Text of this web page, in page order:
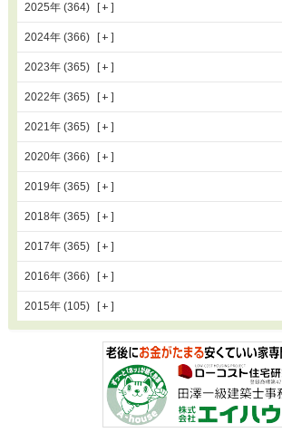
2025年 (364)
2024年 (366)
2023年 (365)
2022年 (365)
2021年 (365)
2020年 (366)
2019年 (365)
2018年 (365)
2017年 (365)
2016年 (366)
2015年 (105)